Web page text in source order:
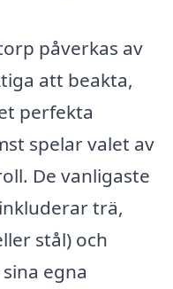
påverkas av
att beakta,
perfekta
spelar valet av
De vanligaste
trä,
stål) och
egna